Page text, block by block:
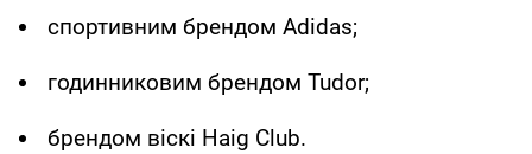
спортивним брендом Adidas;
годинниковим брендом Tudor;
брендом віскі Haig Club.